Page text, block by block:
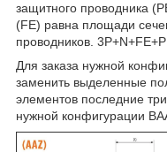
защитного проводника
(FE) равна площади
проводников.
Для заказа нужной
заменить выделенные
элементов последние
нужной конфигурации